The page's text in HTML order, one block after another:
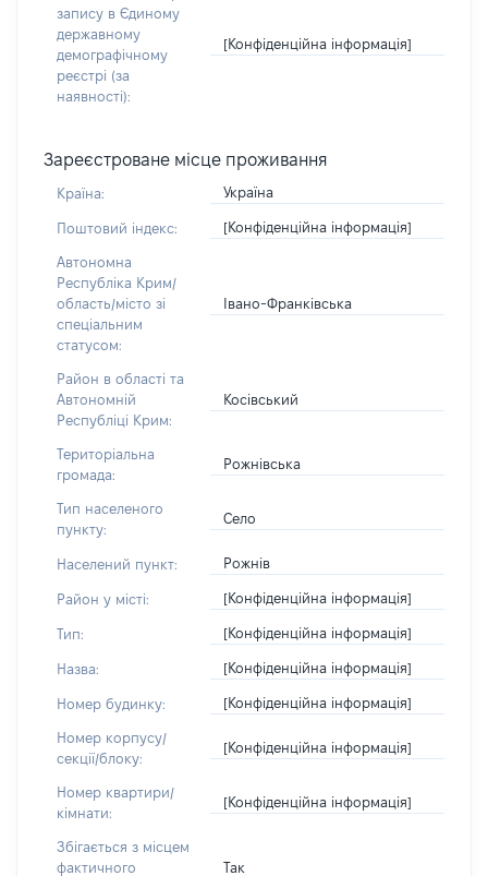
запису в Єдиному
державному
демографічному
реєстрі (за
наявності):
[Конфіденційна інформація]
Зареєстроване місце проживання
Країна: Україна
Поштовий індекс: [Конфіденційна інформація]
Автономна
Республіка Крим/
область/місто зі
спеціальним
статусом:
Івано-Франківська
Район в області та
Автономній
Республіці Крим:
Косівський
Територіальна
громада:
Рожнівська
Тип населеного
пункту:
Село
Населений пункт: Рожнів
Район у місті: [Конфіденційна інформація]
Тип: [Конфіденційна інформація]
Назва: [Конфіденційна інформація]
Номер будинку: [Конфіденційна інформація]
Номер корпусу/
секції/блоку:
[Конфіденційна інформація]
Номер квартири/
кімнати:
[Конфіденційна інформація]
Збігається з місцем
фактичного
Так